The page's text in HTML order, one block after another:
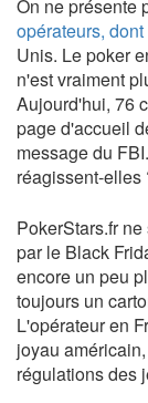
On ne présente
opérateurs,
Unis. Le poker
n'est vraiment
Aujourd'hui, 76
page d'accueil
message du
réagissent-elles
PokerStars.fr
par le Black
encore un peu
toujours un
L'opérateur en
joyau
régulations des